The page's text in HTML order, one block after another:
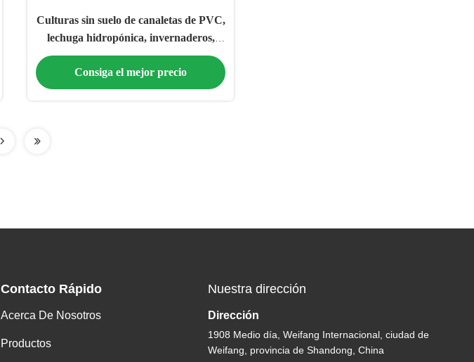
Culturas sin suelo de canaletas de PVC,
lechuga hidropónica, invernaderos,
anticorrosión
Consiga el mejor precio
Contacto Rápido
Acerca De Nosotros
Productos
Nuestra dirección
Dirección
1908 Medio día, Weifang Internacional, ciudad de
Weifang, provincia de Shandong, China